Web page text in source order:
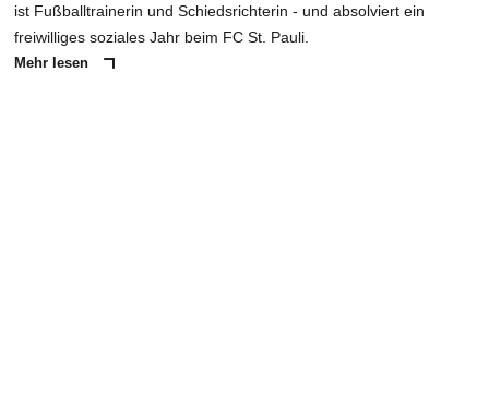
ist Fußballtrainerin und Schiedsrichterin - und absolviert ein
freiwilliges soziales Jahr beim FC St. Pauli.
Mehr lesen